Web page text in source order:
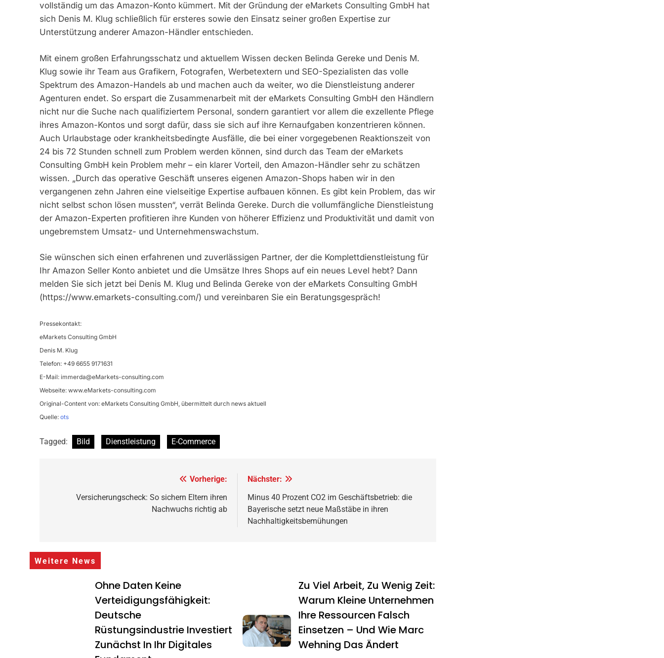
vollständig um das Amazon-Konto kümmert. Mit der Gründung der eMarkets Consulting GmbH hat
sich Denis M. Klug schließlich für ersteres sowie den Einsatz seiner großen Expertise zur
Unterstützung anderer Amazon-Händler entschieden.
Mit einem großen Erfahrungsschatz und aktuellem Wissen decken Belinda Gereke und Denis M.
Klug sowie ihr Team aus Grafikern, Fotografen, Werbetextern und SEO-Spezialisten das volle
Spektrum des Amazon-Handels ab und machen auch da weiter, wo die Dienstleistung anderer
Agenturen endet. So erspart die Zusammenarbeit mit der eMarkets Consulting GmbH den Händlern
nicht nur die Suche nach qualifiziertem Personal, sondern garantiert vor allem die exzellente Pflege
ihres Amazon-Kontos und sorgt dafür, dass sie sich auf ihre Kernaufgaben konzentrieren können.
Auch Urlaubstage oder krankheitsbedingte Ausfälle, die bei einer vorgegebenen Reaktionszeit von
24 bis 72 Stunden schnell zum Problem werden können, sind durch das Team der eMarkets
Consulting GmbH kein Problem mehr – ein klarer Vorteil, den Amazon-Händler sehr zu schätzen
wissen. „Durch das operative Geschäft unseres eigenen Amazon-Shops haben wir in den
vergangenen zehn Jahren eine vielseitige Expertise aufbauen können. Es gibt kein Problem, das wir
nicht selbst schon lösen mussten“, verrät Belinda Gereke. Durch die vollumfängliche Dienstleistung
der Amazon-Experten profitieren ihre Kunden von höherer Effizienz und Produktivität und damit von
ungebremstem Umsatz- und Unternehmenswachstum.
Sie wünschen sich einen erfahrenen und zuverlässigen Partner, der die Komplettdienstleistung für
Ihr Amazon Seller Konto anbietet und die Umsätze Ihres Shops auf ein neues Level hebt? Dann
melden Sie sich jetzt bei Denis M. Klug und Belinda Gereke von der eMarkets Consulting GmbH
(https://www.emarkets-consulting.com/) und vereinbaren Sie ein Beratungsgespräch!
Pressekontakt:
eMarkets Consulting GmbH
Denis M. Klug
Telefon: +49 6655 9171631
E-Mail: immerda@eMarkets-consulting.com
Webseite: www.eMarkets-consulting.com
Original-Content von: eMarkets Consulting GmbH, übermittelt durch news aktuell
Quelle: ots
Tagged: Bild Dienstleistung E-Commerce
Vorherige:
Versicherungscheck: So sichern Eltern ihren
Nachwuchs richtig ab
Nächster:
Minus 40 Prozent CO2 im Geschäftsbetrieb: die
Bayerische setzt neue Maßstäbe in ihren
Nachhaltigkeitsbemühungen
Weitere News
Ohne Daten Keine
Verteidigungsfähigkeit:
Deutsche
Rüstungsindustrie Investiert
Zunächst In Ihr Digitales
Zu Viel Arbeit, Zu Wenig Zeit:
Warum Kleine Unternehmen
Ihre Ressourcen Falsch
Einsetzen – Und Wie Marc
Wehning Das Ändert